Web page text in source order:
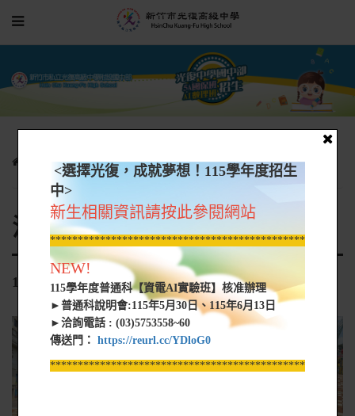
招生資訊 活動照片 1130826-28九年級校外教學活動
活動照片
1130826-28九年級校外教學活動
<選擇光復，成就夢想！115學年度招生
中>
新生相關資訊請按此參閱網站
*****************************************************
NEW!
115學年度普通科【資電AI實驗班】核准辦理
►普通科說明會:115年5月30日、115年6月13日
►洽詢電話 : (03)5753558~60
傳送門： https://reurl.cc/YDloG0
*****************************************************